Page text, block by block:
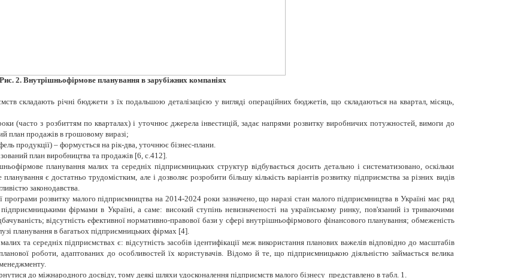
Рис. 2. Внутрішньофірмове планування в зарубіжних компаніях
складають річні бюджети з їх подальшою деталізацією у вигляді операційних бюджетів, що складаються на квартал, місяць,
(часто з розбиттям по кварталах) і уточнює джерела інвестицій, задає напрями розвитку виробничих потужностей, вимоги до
план продажів в грошовому виразі;
продукції) – формується на рік-два, уточнює бізнес-плани.
план виробництва та продажів[6, c.412].
планування малих та середніх підприємницьких структур відбувається досить детально і систематизовано, оскільки
є достатньо трудомістким, але і дозволяє розробити більшу кількість варіантів розвитку підприємства за різних видів
законодавства.
розвитку малого підприємництва на 2014-2024 роки зазначено, що наразі стан малого підприємництва в Україні має ряд
фірмами в Україні, а саме: високий ступінь невизначеності на українському ринку, пов'язаний із триваючими
відсутність ефективної нормативно-правової бази у сфері внутрішньофірмового фінансового планування; обмеженість
планування в багатьох підприємницьких фірмах [4].
та середніх підприємствах є: відсутність засобів ідентифікації меж використання планових важелів відповідно до масштабів
роботи, адаптованих до особливостей їх користувачів. Відомо й те, що підприємницькою діяльністю займається велика
менеджменту.
до міжнародного досвіду, тому деякі шляхи удосконалення підприємств малого бізнесу представлено в табл. 1.